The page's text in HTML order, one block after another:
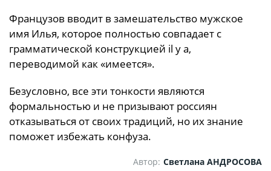
Французов вводит в замешательство мужское
имя Илья, которое полностью совпадает с
грамматической конструкцией il y a,
переводимой как «имеется».
Безусловно, все эти тонкости являются
формальностью и не призывают россиян
отказываться от своих традиций, но их знание
поможет избежать конфуза.
Автор: Светлана АНДРОСОВА